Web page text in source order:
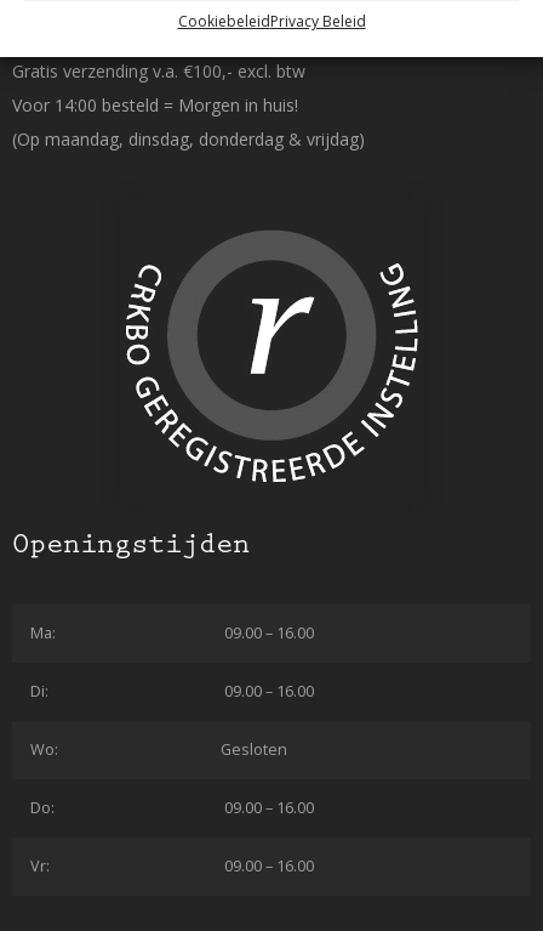
CookiebeleidPrivacy Beleid
Gratis verzending v.a. €100,- excl. btw
Voor 14:00 besteld = Morgen in huis!
(Op maandag, dinsdag, donderdag & vrijdag)
Openingstijden
Ma: 09.00 – 16.00
Di: 09.00 – 16.00
Wo: Gesloten
Do: 09.00 – 16.00
Vr: 09.00 – 16.00